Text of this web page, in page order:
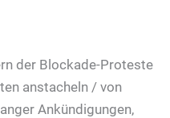
der Blockade-Proteste
anstacheln / von
Ankündigungen,